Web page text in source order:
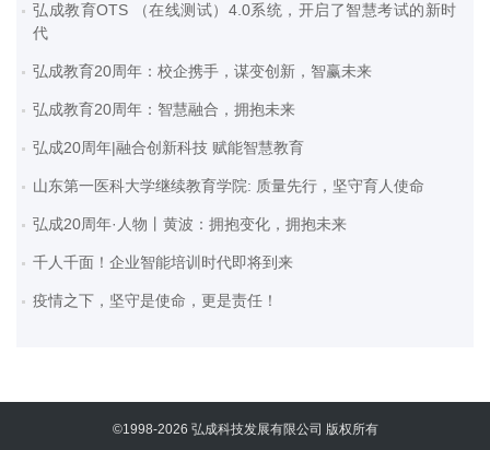
弘成教育OTS （在线测试）4.0系统，开启了智慧考试的新时
代
弘成教育20周年：校企携手，谋变创新，智赢未来
弘成教育20周年：智慧融合，拥抱未来
弘成20周年|融合创新科技 赋能智慧教育
山东第一医科大学继续教育学院: 质量先行，坚守育人使命
弘成20周年·人物丨黄波：拥抱变化，拥抱未来
千人千面！企业智能培训时代即将到来
疫情之下，坚守是使命，更是责任！
©1998-2026 弘成科技发展有限公司 版权所有